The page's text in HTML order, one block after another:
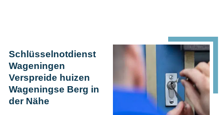
Schlüsselnotdienst
Wageningen
Verspreide huizen
Wageningse Berg in
der Nähe